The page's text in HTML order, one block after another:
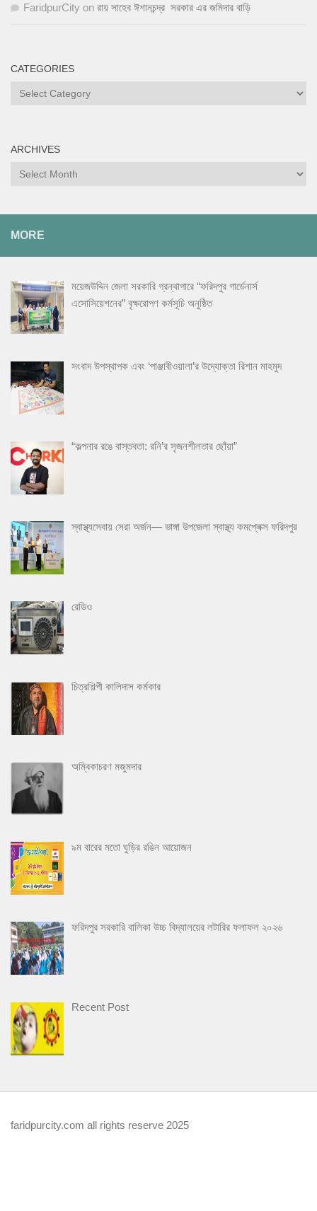
FaridpurCity on রায় সাহেব ঈশানচন্দ্র সরকার এর জমিদার বাড়ি
CATEGORIES
ARCHIVES
MORE
ময়েজউদ্দিন জেলা সরকারি গ্রন্থাগারে “ফরিদপুর গার্ডেনার্স
এসোসিয়েশনের” বৃক্ষরোপণ কর্মসূচি অনুষ্ঠিত
সংবাদ উপস্থাপক এবং ‘পাঞ্জাবীওয়ালা’র উদ্যোক্তা রিশান মাহমুদ
“কল্পনার রঙে বাস্তবতা: রনি’র সৃজনশীলতার ছোঁয়া”
স্বাস্থ্যসেবায় সেরা অর্জন— ভাঙ্গা উপজেলা স্বাস্থ্য কমপ্লেক্স ফরিদপুর
রেডিও
চিত্রশিল্পী কালিদাস কর্মকার
অম্বিকাচরণ মজুমদার
৯ম বারের মতো ঘুড়ির রঙিন আয়োজন
ফরিদপুর সরকারি বালিকা উচ্চ বিদ্যালয়ের লটারির ফলাফল ২০২৬
Recent Post
faridpurcity.com all rights reserve 2025